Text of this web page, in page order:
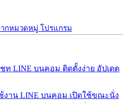
กหมวดหมู่ โปรแกรม
ท LINE บนคอม ติดตั้งง่าย อัปเดต
งาน LINE บนคอม เปิดใช้ขณะนั่ง